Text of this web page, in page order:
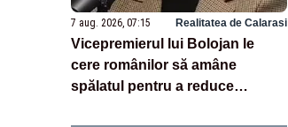
7 aug. 2026, 07:15 Realitatea de Calarasi
Vicepremierul lui Bolojan le
cere românilor să amâne
spălatul pentru a reduce